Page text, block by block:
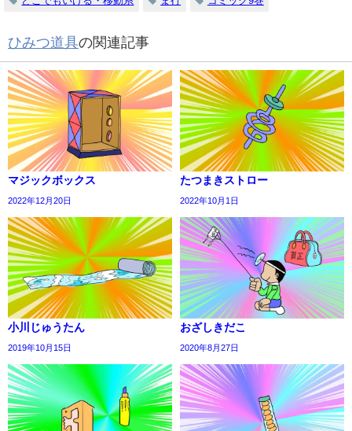
ひみつ道具の関連記事
マジックボックス
2022年12月20日
たつまきストロー
2022年10月1日
小川じゅうたん
2019年10月15日
おざしきだこ
2020年8月27日